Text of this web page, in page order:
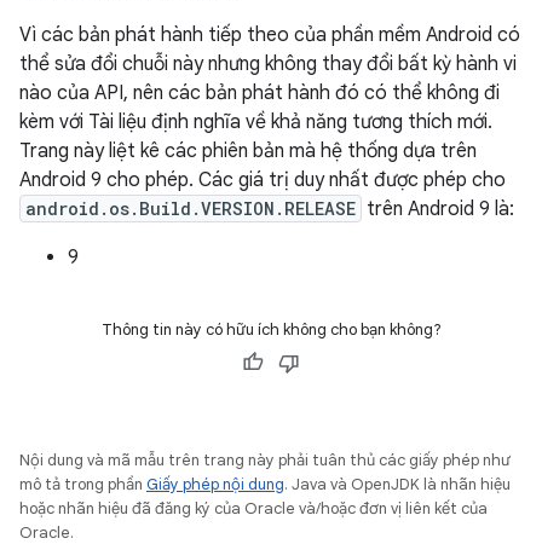
Vì các bản phát hành tiếp theo của phần mềm Android có
thể sửa đổi chuỗi này nhưng không thay đổi bất kỳ hành vi
nào của API, nên các bản phát hành đó có thể không đi
kèm với Tài liệu định nghĩa về khả năng tương thích mới.
Trang này liệt kê các phiên bản mà hệ thống dựa trên
Android 9 cho phép. Các giá trị duy nhất được phép cho
android.os.Build.VERSION.RELEASE trên Android 9 là:
9
Thông tin này có hữu ích không cho bạn không?
Nội dung và mã mẫu trên trang này phải tuân thủ các giấy phép như
mô tả trong phần Giấy phép nội dung. Java và OpenJDK là nhãn hiệu
hoặc nhãn hiệu đã đăng ký của Oracle và/hoặc đơn vị liên kết của
Oracle.